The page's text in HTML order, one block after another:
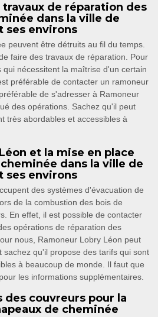
de réparation des
dans la ville de
ses environs
peuvent être détruits au fil du temps.
faire des travaux de réparation. Pour
nécessitent la maîtrise d'un certain
préférable de contacter un ramoneur
de s'adresser à Ramoneur
des opérations. Sachez qu'il peut
très abordables et accessibles à
et la mise en place
dans la ville de
ses environs
des systèmes d'évacuation de
de la combustion des bois de
En effet, il est possible de contacter
opérations de réparation des
nous, Ramoneur Lobry Léon peut
sachez qu'il propose des tarifs qui sont
à beaucoup de monde. Il faut que
les informations supplémentaires.
des couvreurs pour la
de cheminée